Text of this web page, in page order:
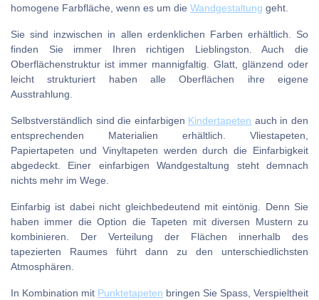
homogene Farbfläche, wenn es um die Wandgestaltung geht.
Sie sind inzwischen in allen erdenklichen Farben erhältlich. So
finden Sie immer Ihren richtigen Lieblingston. Auch die
Oberflächenstruktur ist immer mannigfaltig. Glatt, glänzend oder
leicht strukturiert haben alle Oberflächen ihre eigene
Ausstrahlung.
Selbstverständlich sind die einfarbigen Kindertapeten auch in den
entsprechenden Materialien erhältlich. Vliestapeten,
Papiertapeten und Vinyltapeten werden durch die Einfarbigkeit
abgedeckt. Einer einfarbigen Wandgestaltung steht demnach
nichts mehr im Wege.
Einfarbig ist dabei nicht gleichbedeutend mit eintönig. Denn Sie
haben immer die Option die Tapeten mit diversen Mustern zu
kombinieren. Der Verteilung der Flächen innerhalb des
tapezierten Raumes führt dann zu den unterschiedlichsten
Atmosphären.
In Kombination mit Punktetapeten bringen Sie Spass, Verspieltheit